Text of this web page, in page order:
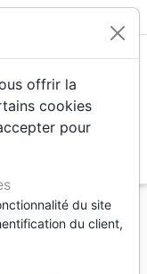
politique
foi chrétienne à
offrir la
cookies
pour
du site
du client,